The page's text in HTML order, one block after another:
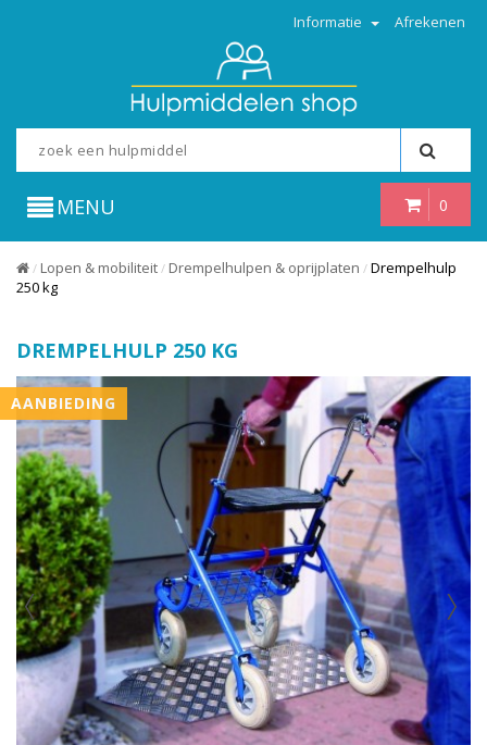
Informatie Afrekenen
0
MENU
/ Lopen & mobiliteit / Drempelhulpen & oprijplaten / Drempelhulp
250 kg
DREMPELHULP 250 KG
AANBIEDING